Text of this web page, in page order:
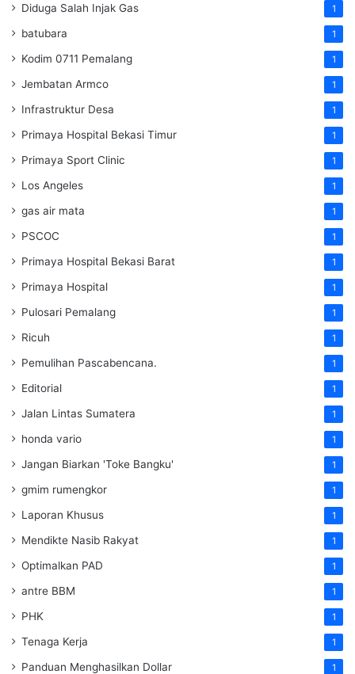
Diduga Salah Injak Gas 1
batubara 1
Kodim 0711 Pemalang 1
Jembatan Armco 1
Infrastruktur Desa 1
Primaya Hospital Bekasi Timur 1
Primaya Sport Clinic 1
Los Angeles 1
gas air mata 1
PSCOC 1
Primaya Hospital Bekasi Barat 1
Primaya Hospital 1
Pulosari Pemalang 1
Ricuh 1
Pemulihan Pascabencana. 1
Editorial 1
Jalan Lintas Sumatera 1
honda vario 1
Jangan Biarkan 'Toke Bangku' 1
gmim rumengkor 1
Laporan Khusus 1
Mendikte Nasib Rakyat 1
Optimalkan PAD 1
antre BBM 1
PHK 1
Tenaga Kerja 1
Panduan Menghasilkan Dollar 1